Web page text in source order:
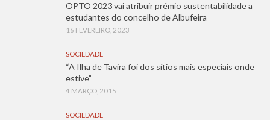
OPTO 2023 vai atribuir prémio sustentabilidade a
estudantes do concelho de Albufeira
16 FEVEREIRO, 2023
SOCIEDADE
“A Ilha de Tavira foi dos sítios mais especiais onde
estive”
4 MARÇO, 2015
SOCIEDADE